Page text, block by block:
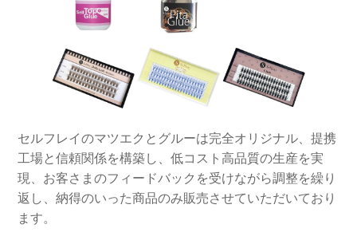
セルフレイのマツエクとグルーは完全オリジナル、提携
工場と信頼関係を構築し、低コスト高品質の生産を実
現、お客さまのフィードバックを受けながら調整を繰り
返し、納得のいった商品のみ販売させていただいており
ます。